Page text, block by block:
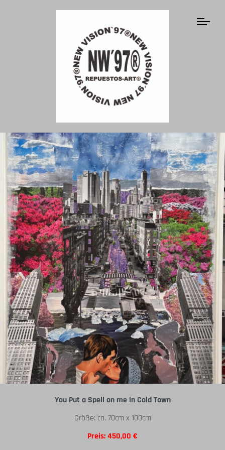
You Put a Spell on me in Cold Town
Größe: ca. 70cm x 100cm
Preis: 450,00 €